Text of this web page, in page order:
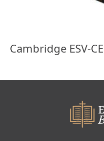
Cambridge ESV-